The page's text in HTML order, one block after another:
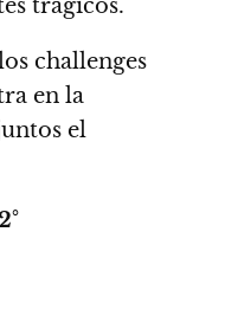
trágicos.
challenges
en la
el